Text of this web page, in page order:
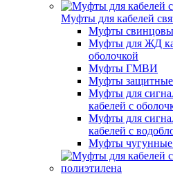
Муфты для кабелей
Муфты
Муфты для ЖД
оболочкой
Муфты ГМВИ
Муфты защитные
Муфты для
кабелей с
Муфты для
кабелей с
Муфты чугунные